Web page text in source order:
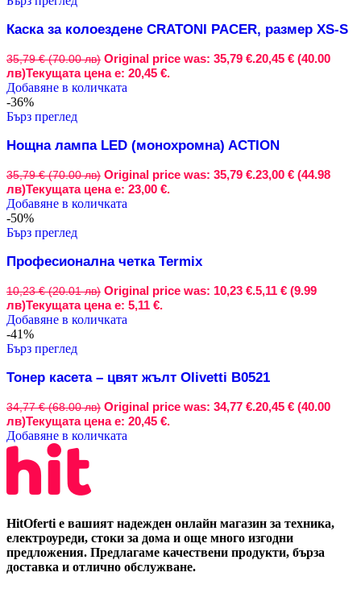
Каска за колоездене CRATONI PACER, размер XS-S
35,79 € (70.00 лв) Original price was: 35,79 €.20,45 € (40.00
лв)Текущата цена е: 20,45 €.
Добавяне в количката
-36%
Бърз преглед
Нощна лампа LED (монохромна) ACTION
35,79 € (70.00 лв) Original price was: 35,79 €.23,00 € (44.98
лв)Текущата цена е: 23,00 €.
Добавяне в количката
-50%
Бърз преглед
Професионална четка Termix
10,23 € (20.01 лв) Original price was: 10,23 €.5,11 € (9.99
лв)Текущата цена е: 5,11 €.
Добавяне в количката
-41%
Бърз преглед
Тонер касета – цвят жълт Olivetti B0521
34,77 € (68.00 лв) Original price was: 34,77 €.20,45 € (40.00
лв)Текущата цена е: 20,45 €.
Добавяне в количката
HitOferti е вашият надежден онлайн магазин за техника,
електроуреди, стоки за дома и още много изгодни
предложения. Предлагаме качествени продукти, бърза
доставка и отлично обслужване.